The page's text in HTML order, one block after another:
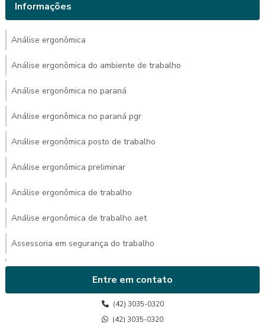
Informações
Análise ergonômica
Análise ergonômica do ambiente de trabalho
Análise ergonômica no paraná
Análise ergonômica no paraná pgr
Análise ergonômica posto de trabalho
Análise ergonômica preliminar
Análise ergonômica de trabalho
Análise ergonômica de trabalho aet
Assessoria em segurança do trabalho
Avaliação ambiental de calor
Avaliação de calor
Avaliação de calor segurança do trabalho
Entre em contato
(42) 3035-0320
(42) 3035-0320